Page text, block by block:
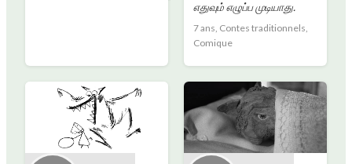
எதுவும் எழுப்ப முடியாது.
7 ans, Contes traditionnels,
Comique